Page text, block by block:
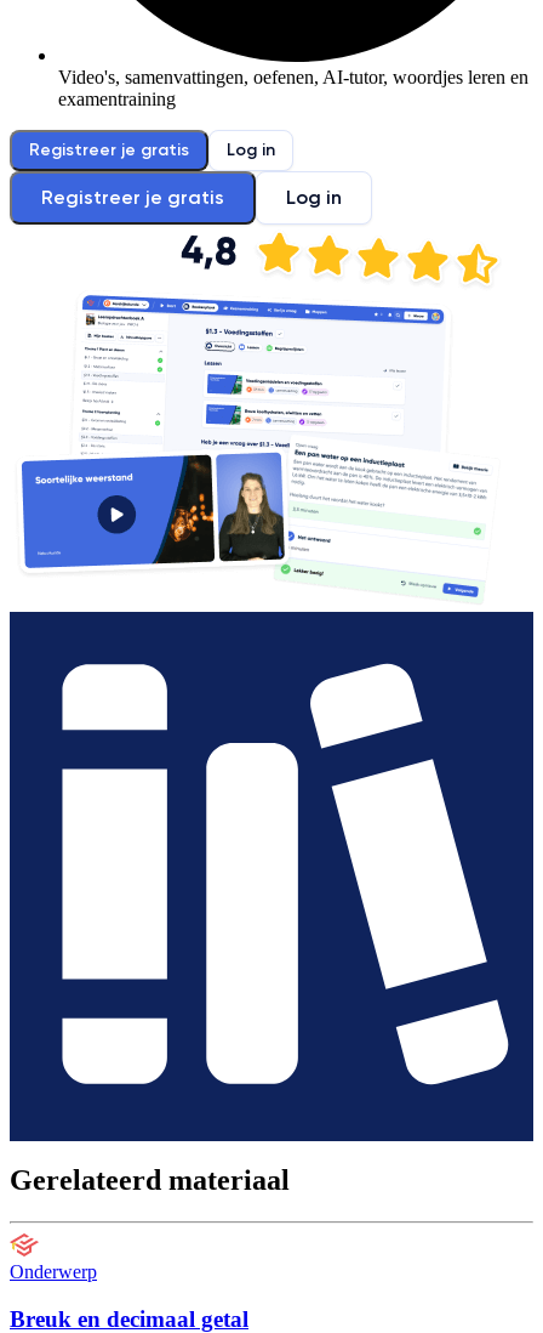
Video's, samenvattingen, oefenen, AI-tutor, woordjes leren en
examentraining
Registreer je gratis Log in
Registreer je gratis Log in
Gerelateerd materiaal
Onderwerp
Breuk en decimaal getal